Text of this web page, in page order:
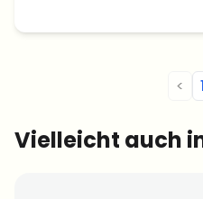
< 1
Vielleicht auch